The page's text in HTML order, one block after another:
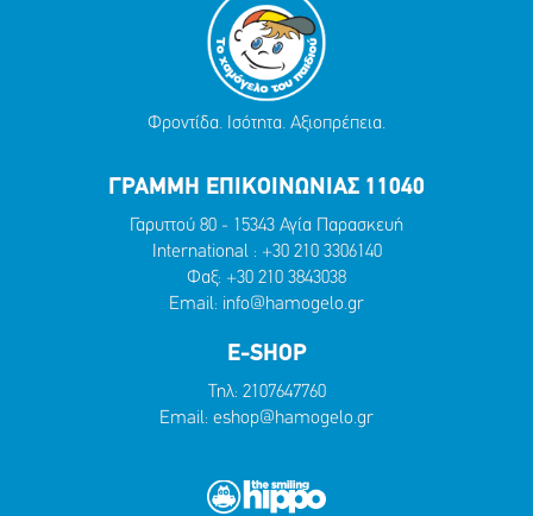
Φροντίδα. Ισότητα. Αξιοπρέπεια.
ΓΡΑΜΜΗ ΕΠΙΚΟΙΝΩΝΙΑΣ 11040
Γαρυττού 80 - 15343 Αγία Παρασκευή
International : +30 210 3306140
Φαξ: +30 210 3843038
Email: info@hamogelo.gr
E-SHOP
Τηλ: 2107647760
Email: eshop@hamogelo.gr